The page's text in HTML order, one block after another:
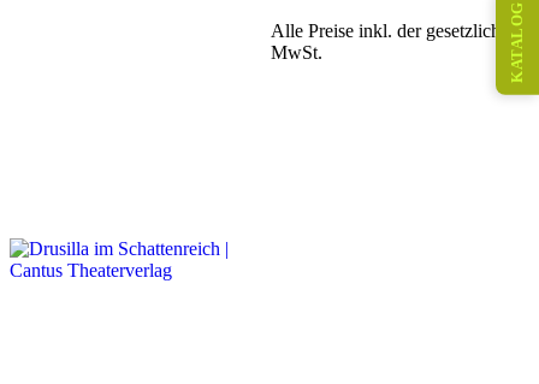
Alle Preise inkl. der gesetzlichen
MwSt.
KATALOG